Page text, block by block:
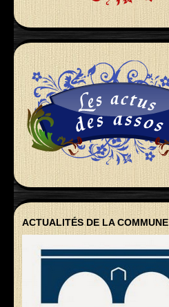
ACTUALITÉS DE LA COMMUNE